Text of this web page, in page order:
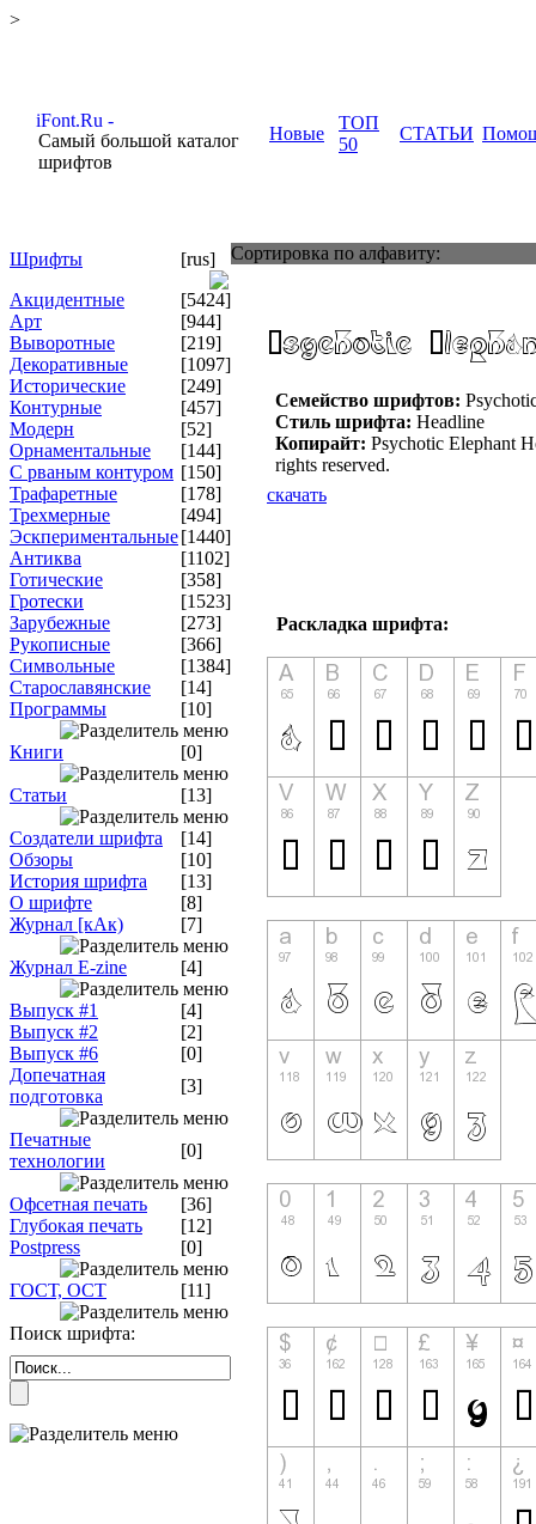
>
Самый большой каталог
шрифтов
Новые
ТОП
50
СТАТЬИ
Шрифты
[rus]
Акцидентные
[5424]
Арт
[944]
Выворотные
[219]
Декоративные
[1097]
Исторические
[249]
Контурные
[457]
Модерн
[52]
Орнаментальные
[144]
С рваным контуром [150]
Трафаретные
[178]
Трехмерные
[494]
Эскпериментальные[1440]
Антиква
[1102]
Готические
[358]
Гротески
[1523]
Зарубежные
[273]
Рукописные
[366]
Символьные
[1384]
Старославянские
[14]
Программы
[10]
Книги [0]
Статьи [13]
Создатели шрифта
[14]
Обзоры
[10]
История шрифта
[13]
О шрифте
[8]
Журнал [кАк)
[7]
Журнал E-zine [4]
Выпуск #1
[4]
Выпуск #2
[2]
Выпуск #6
[0]
Допечатная
подготовка
[3]
Печатные
технологии
[0]
Офсетная печать
[36]
Глубокая печать
[12]
Postpress
[0]
ГОСТ, ОСТ [11]
Поиск шрифта:
Сортировка по алфавиту:
Семейство шрифтов:
Стиль шрифта: Headline
Копирайт: Psychotic Elephant
rights reserved.
скачать
Раскладка шрифта: